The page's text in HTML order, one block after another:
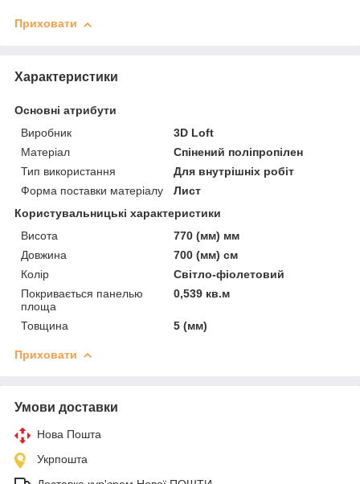
Приховати
Характеристики
Основні атрибути
Виробник
3D Loft
Матеріал
Спінений поліпропілен
Тип використання
Для внутрішніх робіт
Форма поставки матеріалу
Лист
Користувальницькі характеристики
Висота
770 (мм) мм
Довжина
700 (мм) см
Колір
Світло-фіолетовий
Покривається панелью
площа
0,539 кв.м
Товщина 5 (мм)
Приховати
Умови доставки
Нова Пошта
Укрпошта